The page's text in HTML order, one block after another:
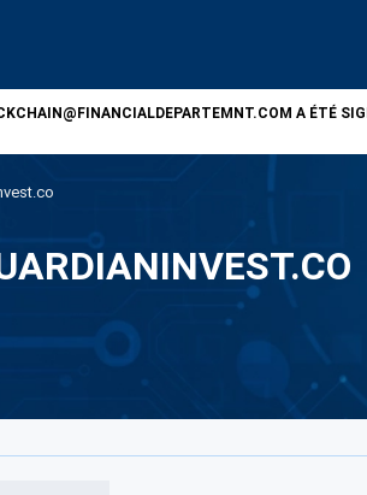
A ÉTÉ